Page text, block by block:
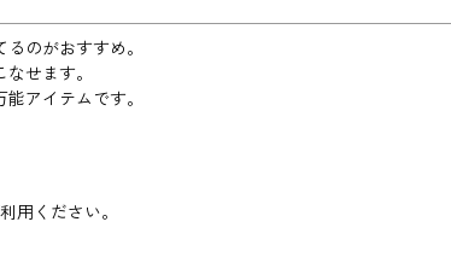
のがおすすめ。
せます。
アイテムです。
用ください。